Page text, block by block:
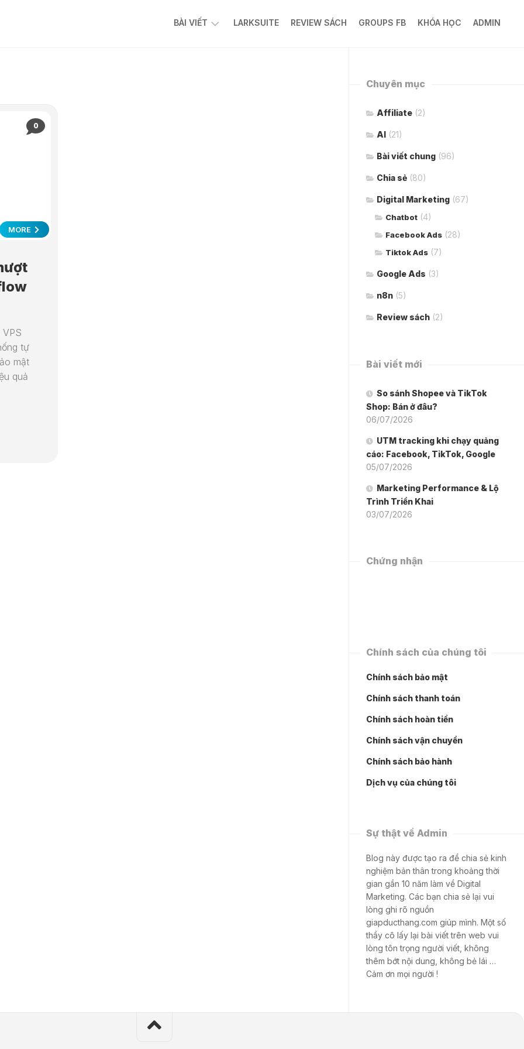
BÀI VIẾT LARKSUITE REVIEW SÁCH GROUPS FB KHÓA HỌC ADMIN
0
MORE
tự
mật
quả
Chuyên mục
Affiliate (2)
AI (21)
Bài viết chung (96)
Chia sẻ (80)
Digital Marketing (67)
Chatbot (4)
Facebook Ads (28)
Tiktok Ads (7)
Google Ads (3)
n8n (5)
Review sách (2)
Bài viết mới
So sánh Shopee và TikTok
Shop: Bán ở đâu?
06/07/2026
UTM tracking khi chạy quảng
cáo: Facebook, TikTok, Google
05/07/2026
Marketing Performance & Lộ
Trình Triển Khai
03/07/2026
Chứng nhận
Chính sách của chúng tôi
Chính sách bảo mật
Chính sách thanh toán
Chính sách hoàn tiền
Chính sách vận chuyển
Chính sách bảo hành
Dịch vụ của chúng tôi
Sự thật về Admin
Blog này được tạo ra để chia sẻ kinh
nghiệm bản thân trong khoảng thời
gian gần 10 năm làm về Digital
Marketing. Các bạn chia sẻ lại vui
lòng ghi rõ nguồn
giapducthang.com giúp mình. Một số
thầy cô lấy lại bài viết trên web vui
lòng tôn trọng người viết, không
thêm bớt nội dung, không bẻ lái …
Cảm ơn mọi người !